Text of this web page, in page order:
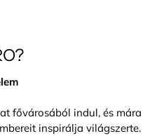
fővárosából indul, és mára
inspirálja világszerte.